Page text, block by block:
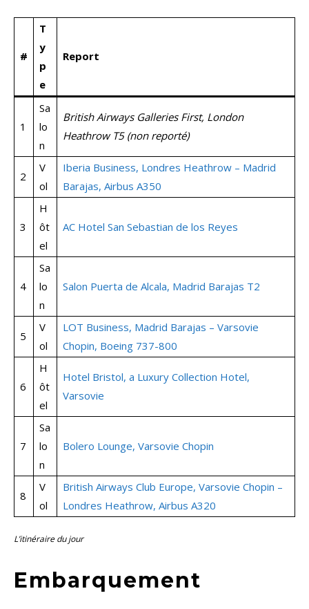
#
T
y
p
e
Report
1
Sa
lo
n
British Airways Galleries First, London
Heathrow T5 (non reporté)
2
V
ol
Iberia Business, Londres Heathrow – Madrid
Barajas, Airbus A350
3
H
ôt
el
AC Hotel San Sebastian de los Reyes
4
Sa
lo
n
Salon Puerta de Alcala, Madrid Barajas T2
5
V
ol
LOT Business, Madrid Barajas – Varsovie
Chopin, Boeing 737-800
6
H
ôt
el
Hotel Bristol, a Luxury Collection Hotel,
Varsovie
7
Sa
lo
n
Bolero Lounge, Varsovie Chopin
8
V
ol
British Airways Club Europe, Varsovie Chopin –
Londres Heathrow, Airbus A320
L’itinéraire du jour
Embarquement